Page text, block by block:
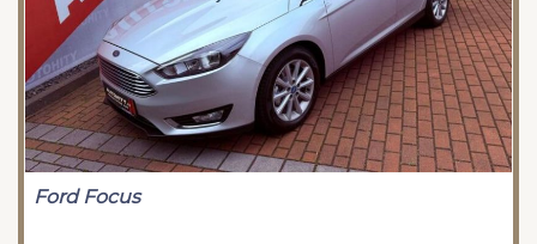
Ford Focus